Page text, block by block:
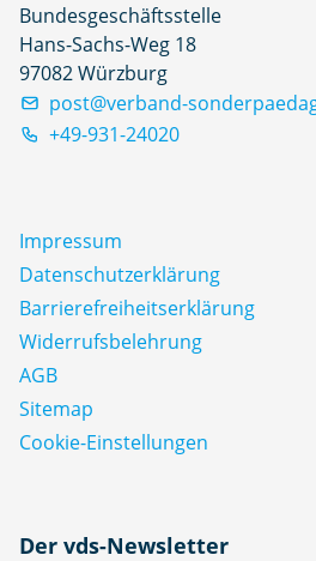
Bundesgeschäftsstelle
Hans-Sachs-Weg 18
97082 Würzburg
post@verband-
+49-931-24020
Impressum
Datenschutz­erklärung
Barrierefreiheitserklärung
Widerrufsbelehrung
AGB
Sitemap
Cookie-Einstellungen
Der vds-Newsletter
N